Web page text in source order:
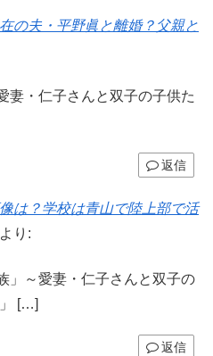
の夫・平野眞と離婚？父親と
妻・仁子さんと双子の子供た
返信
は？学校は青山で陸上部で活
より:
」～愛妻・仁子さんと双子の
[…]
返信